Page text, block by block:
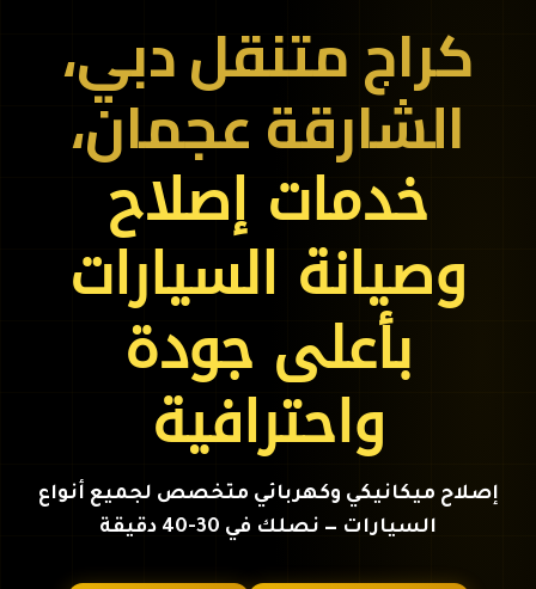
كراج متنقل دبي،
الشارقة عجمان،
خدمات إصلاح
وصيانة السيارات
بأعلى جودة
واحترافية
إصلاح ميكانيكي وكهربائي متخصص لجميع أنواع
السيارات — نصلك في 30-40 دقيقة